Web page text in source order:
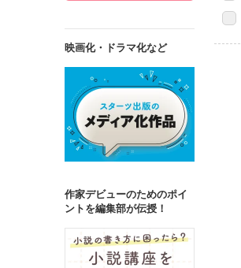
映画化・ドラマ化など
作家デビューのためのポイ
ントを編集部が伝授！